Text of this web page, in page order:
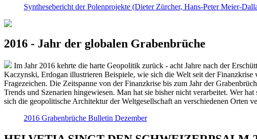
Synthesebericht der Polenprojekte (Dieter Zürcher, Hans-Peter Meier-
2016 - Jahr der globalen Grabenbrüche
Im Jahr 2016 kehrte die harte Geopolitik zurück - acht Jahre nach der
Kaczynski, Erdogan illustrieren Beispiele, wie sich die Welt seit der
Fragezeichen. Die Zeitspanne von der Finanzkrise bis zum Jahr der
Trends und Szenarien hingewiesen. Man hat sie bisher nicht verarbeitet. Wer
sich die geopolitische Architektur der Weltgesellschaft an verschiedenen Orten
2016 Grabenbrüche Bulletin Dezember